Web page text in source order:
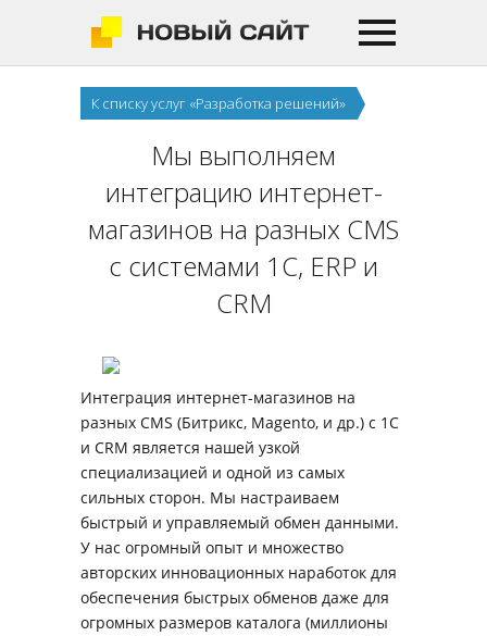
К списку услуг «Разработка решений»
Мы выполняем
интеграцию интернет-
магазинов на разных CMS
с системами 1С, ERP и
CRM
Интеграция интернет-магазинов на
разных CMS (Битрикс, Magento, и др.) с 1С
и CRM является нашей узкой
специализацией и одной из самых
сильных сторон. Мы настраиваем
быстрый и управляемый обмен данными.
У нас огромный опыт и множество
авторских инновационных наработок для
обеспечения быстрых обменов даже для
огромных размеров каталога (миллионы